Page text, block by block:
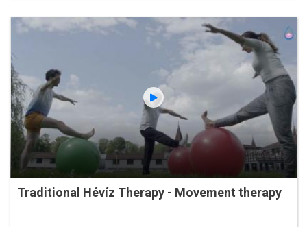
Traditional Hévíz Therapy - Movement therapy